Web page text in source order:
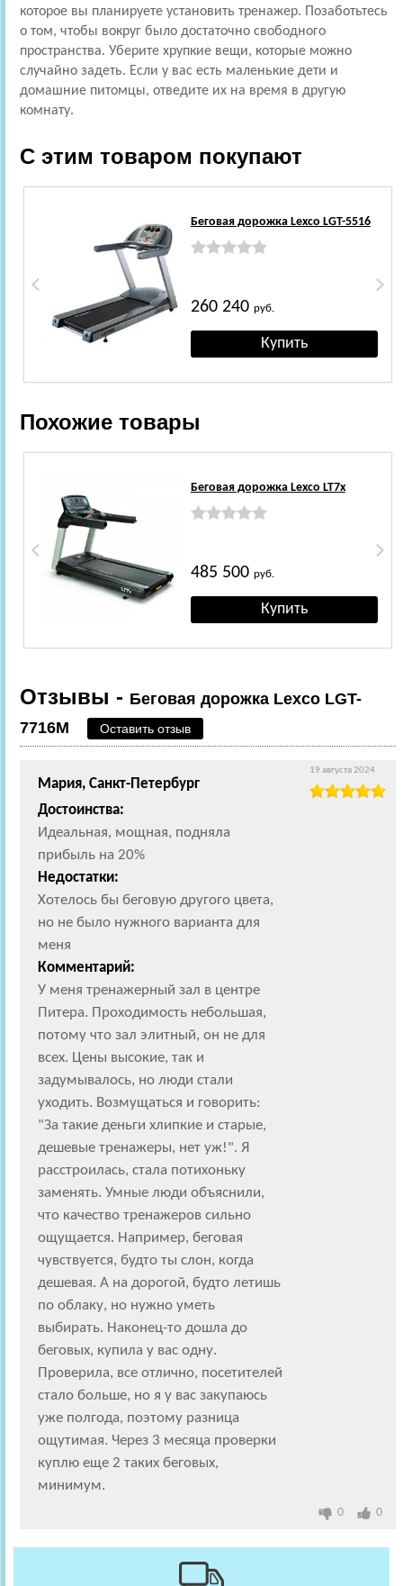
которое вы планируете установить тренажер. Позаботьтесь
о том, чтобы вокруг было достаточно свободного
пространства. Уберите хрупкие вещи, которые можно
случайно задеть. Если у вас есть маленькие дети и
домашние питомцы, отведите их на время в другую
комнату.
С этим товаром покупают
Беговая дорожка Lexco LGT-5516
260 240 руб.
Похожие товары
Беговая дорожка Lexco LT7x
485 500 руб.
Отзывы - Беговая дорожка Lexco LGT-
7716M
Оставить отзыв
Мария, Санкт-Петербург
Достоинства:
Идеальная, мощная, подняла
прибыль на 20%
Недостатки:
Хотелось бы беговую другого цвета,
но не было нужного варианта для
меня
Комментарий:
У меня тренажерный зал в центре
Питера. Проходимость небольшая,
потому что зал элитный, он не для
всех. Цены высокие, так и
задумывалось, но люди стали
уходить. Возмущаться и говорить:
"За такие деньги хлипкие и старые,
дешевые тренажеры, нет уж!". Я
расстроилась, стала потихоньку
заменять. Умные люди объяснили,
что качество тренажеров сильно
ощущается. Например, беговая
чувствуется, будто ты слон, когда
дешевая. А на дорогой, будто летишь
по облаку, но нужно уметь
выбирать. Наконец-то дошла до
беговых, купила у вас одну.
Проверила, все отлично, посетителей
стало больше, но я у вас закупаюсь
уже полгода, поэтому разница
ощутимая. Через 3 месяца проверки
куплю еще 2 таких беговых,
минимум.
19 августа 2024
0 0